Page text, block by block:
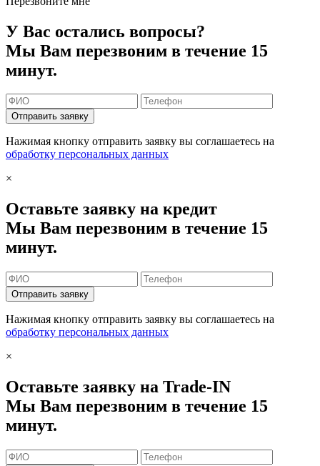
У Вас остались вопросы?
Мы Вам перезвоним в течение 15
минут.
Отправить заявку
Нажимая кнопку отправить заявку вы соглашаетесь на
обработку персональных данных
×
Оставьте заявку на кредит
Мы Вам перезвоним в течение 15
минут.
Отправить заявку
Нажимая кнопку отправить заявку вы соглашаетесь на
обработку персональных данных
×
Оставьте заявку на Trade-IN
Мы Вам перезвоним в течение 15
минут.